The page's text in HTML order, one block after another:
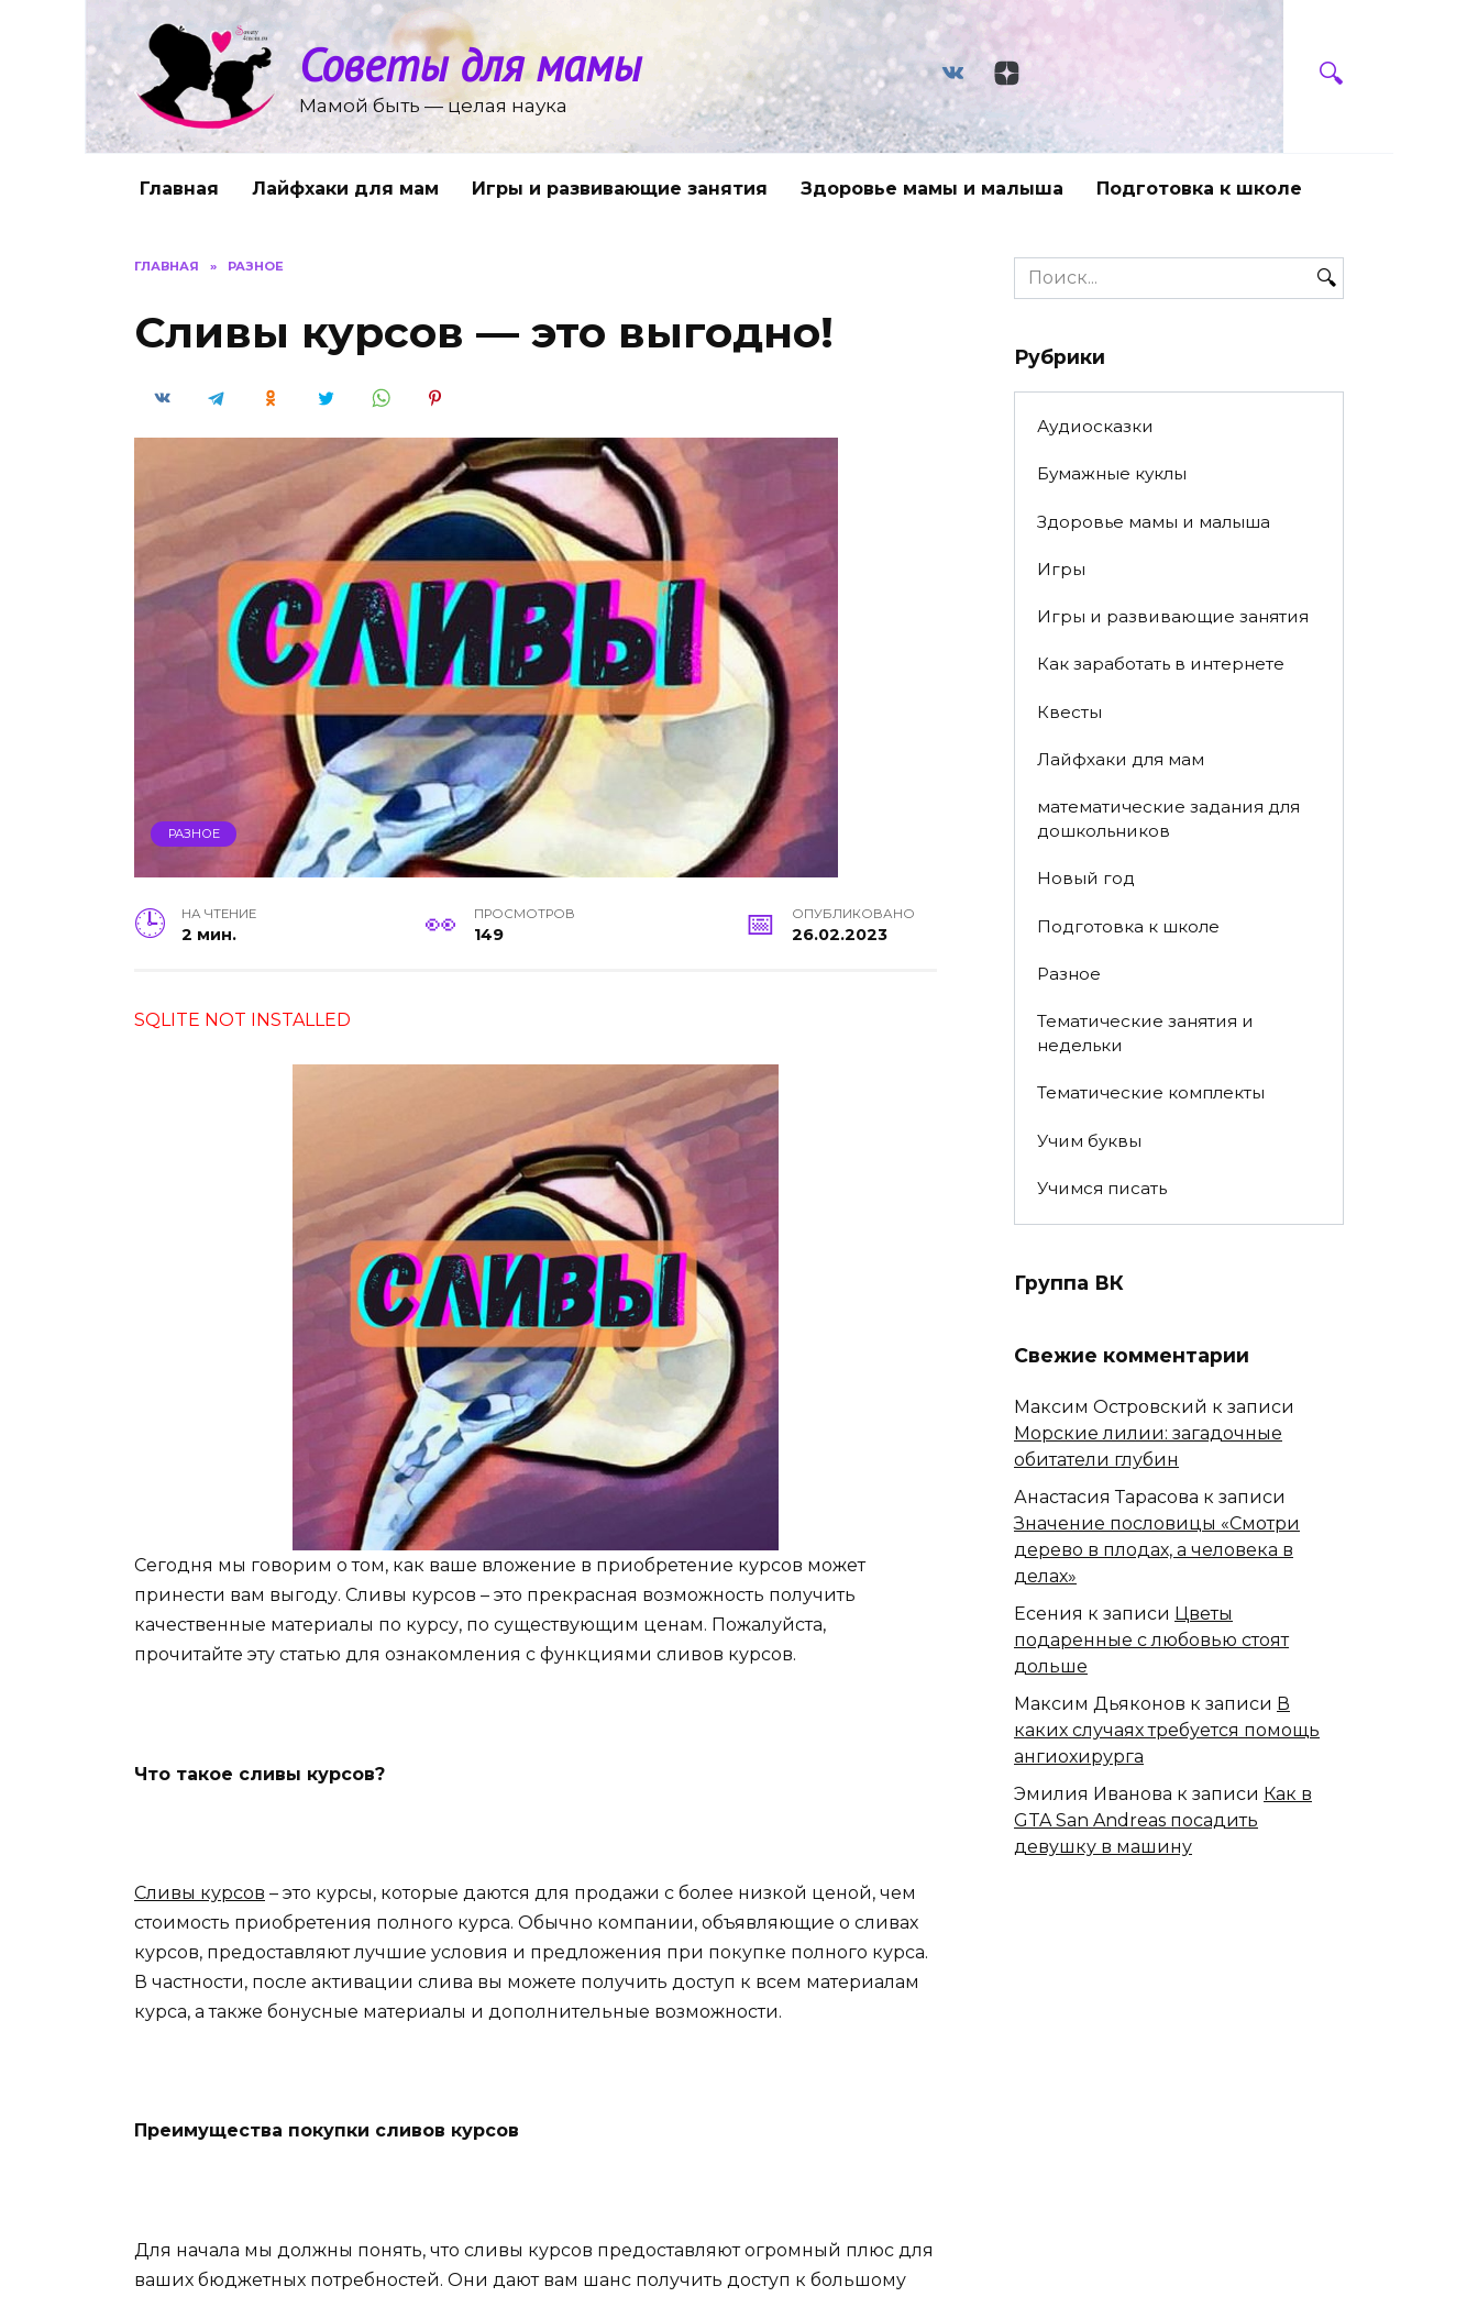
содержанию
Советы для мамы
Мамой быть — целая наука
Главная Лайфхаки для мам Игры и развивающие занятия Здоровье мамы и малыша Подготовка к школе
ГЛАВНАЯ » РАЗНОЕ
Сливы курсов — это выгодно!
РАЗНОЕ
НА ЧТЕНИЕ
2 мин.
ПРОСМОТРОВ
149
ОПУБЛИКОВАНО
26.02.2023
SQLITE NOT INSTALLED
Сегодня мы говорим о том, как ваше вложение в приобретение курсов может
принести вам выгоду. Сливы курсов – это прекрасная возможность получить
качественные материалы по курсу, по существующим ценам. Пожалуйста,
прочитайте эту статью для ознакомления с функциями сливов курсов.
Что такое сливы курсов?
Сливы курсов – это курсы, которые даются для продажи с более низкой ценой, чем
стоимость приобретения полного курса. Обычно компании, объявляющие о сливах
курсов, предоставляют лучшие условия и предложения при покупке полного курса.
В частности, после активации слива вы можете получить доступ к всем материалам
курса, а также бонусные материалы и дополнительные возможности.
Преимущества покупки сливов курсов
Для начала мы должны понять, что сливы курсов предоставляют огромный плюс для
ваших бюджетных потребностей. Они дают вам шанс получить доступ к большому
Search
for:
Рубрики
Аудиосказки
Бумажные куклы
Здоровье мамы и малыша
Игры
Игры и развивающие занятия
Как заработать в интернете
Квесты
Лайфхаки для мам
математические задания для
дошкольников
Новый год
Подготовка к школе
Разное
Тематические занятия и
недельки
Тематические комплекты
Учим буквы
Учимся писать
Группа ВК
Свежие комментарии
Максим Островский к записи
Морские лилии: загадочные
обитатели глубин
Анастасия Тарасова к записи
Значение пословицы «Смотри
дерево в плодах, а человека в
делах»
Есения к записи Цветы
подаренные с любовью стоят
дольше
Максим Дьяконов к записи В
каких случаях требуется помощь
ангиохирурга
Эмилия Иванова к записи Как в
GTA San Andreas посадить
девушку в машину